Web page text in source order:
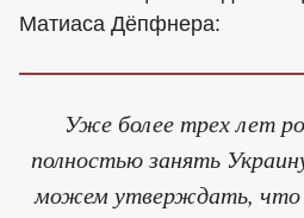
Матиаса Дёпфнера:
Уже более трех лет
полностью занять
можем утверждать, что